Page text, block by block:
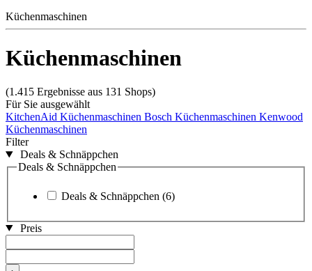
Küchenmaschinen
Küchenmaschinen
(1.415 Ergebnisse aus 131 Shops)
Für Sie ausgewählt
KitchenAid Küchenmaschinen Bosch Küchenmaschinen Kenwood
Küchenmaschinen
Filter
Deals & Schnäppchen
Deals & Schnäppchen
Deals & Schnäppchen (6)
Preis